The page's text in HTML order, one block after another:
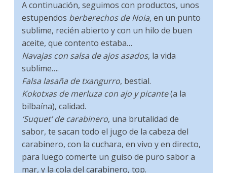
A continuación, seguimos con productos, unos
estupendos berberechos de Noia, en un punto
sublime, recién abierto y con un hilo de buen
aceite, que contento estaba…
Navajas con salsa de ajos asados, la vida
sublime….
Falsa lasaña de txangurro, bestial.
Kokotxas de merluza con ajo y picante(a la
bilbaína), calidad.
‘Suquet’ de carabinero, una brutalidad de
sabor, te sacan todo el jugo de la cabeza del
carabinero, con la cuchara, en vivo y en directo,
para luego comerte un guiso de puro sabor a
mar, y la cola del carabinero, top.